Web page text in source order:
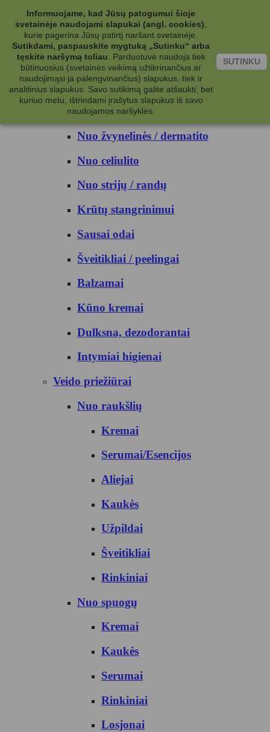
Kategorijos
Kosmetika
Kūno priežiūrai
Nuo prakaito
Kūno prausikliai
Nuo žvynelinės / dermatito
Nuo celiulito
Nuo strijų / randų
Krūtų stangrinimui
Sausai odai
Šveitikliai / peelingai
Balzamai
Kūno kremai
Dulksna, dezodorantai
Intymiai higienai
Veido priežiūrai
Nuo raukšlių
Kremai
Serumai/Esencijos
Aliejai
Kaukės
Užpildai
Šveitikliai
Rinkiniai
Nuo spuogų
Kremai
Kaukės
Serumai
Rinkiniai
Losjonai
Informuojame, kad Jūsų patogumui šioje
svetainėje naudojami slapukai (angl. cookies)
kurie pagerina Jūsų patirtį naršant svetainėje.
Sutikdami, paspauskite mygtuką „Sutinku“ arba
tęskite naršymą toliau
Parduotuvė naudoja tiek
būtinuosius (svetainės veikimą užtikrinančius ar
naudojimąsi ja palengvinančius) slapukus, tiek ir
analitinius slapukus. Savo sutikimą galite atšaukti, bet
kuriuo metu, ištrindami įrašytus slapukus iš savo
naudojamos naršyklės.
SUTINKU